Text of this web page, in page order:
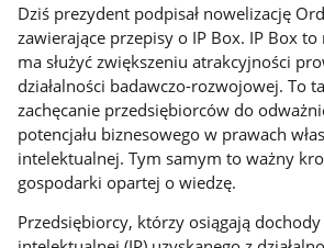
Dziś prezydent podpisał nowelizację
zawierające przepisy o IP Box. IP Box
ma służyć zwiększeniu atrakcyjności
działalności badawczo-rozwojowej. To
zachęcanie przedsiębiorców do
potencjału biznesowego w prawach
intelektualnej. Tym samym to ważny
gospodarki opartej o wiedzę.
Przedsiębiorcy, którzy osiągają dochody